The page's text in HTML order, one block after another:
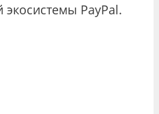
PayPal.